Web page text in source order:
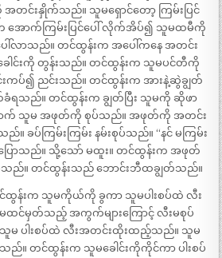
အတင်းနှိုက်သည်။ သူမရှောင်တော့ ကြမ်းပြင်
အောက်ကြမ်းပြင်ပေါ် လိုက်အိပ်၍ သူမထမီကို
ါ်လာသည်။ တင်ထွန်းက အပေါ်ကနေ အတင်း
ါင်းကို တွန်းသည်။ တင်ထွန်းက သူမပင်တီကို
းကပ်၍ ညင်းသည်။ တင်ထွန်းက အားနဲ့ဆွဲချွတ်
ခံရသည်။ တင်ထွန်းက ချွတ်ပြီး သူမကို ဆိုဖာ
ောက် သူမ အဖုတ်ကို စုပ်သည်။ အဖုတ်ကို အတင်း
ခပ်ကြမ်းကြမ်း နမ်းစုပ်သည်။ “နင် မကြမ်း
ြောသည်။ သို့သော် မထူး။ တင်ထွန်းက အဖုတ်
က်သည်။ တင်ထွန်းသည် ဘောင်းဘီထချွတ်သည်။
ထွန်းက သူမကိုယ်ကို ခွကာ သူမပါးစပ်ထဲ လီး
င်မှတ်သည့် အကွက်များကြောင့် လီးမစုပ်
။ သူမ ပါးစပ်ထဲ လီးအတင်းထိုးထည့်သည်။ သူမ
ည်။ တင်ထွန်းက သူမခေါင်းကိုကိုင်ကာ ပါးစပ်